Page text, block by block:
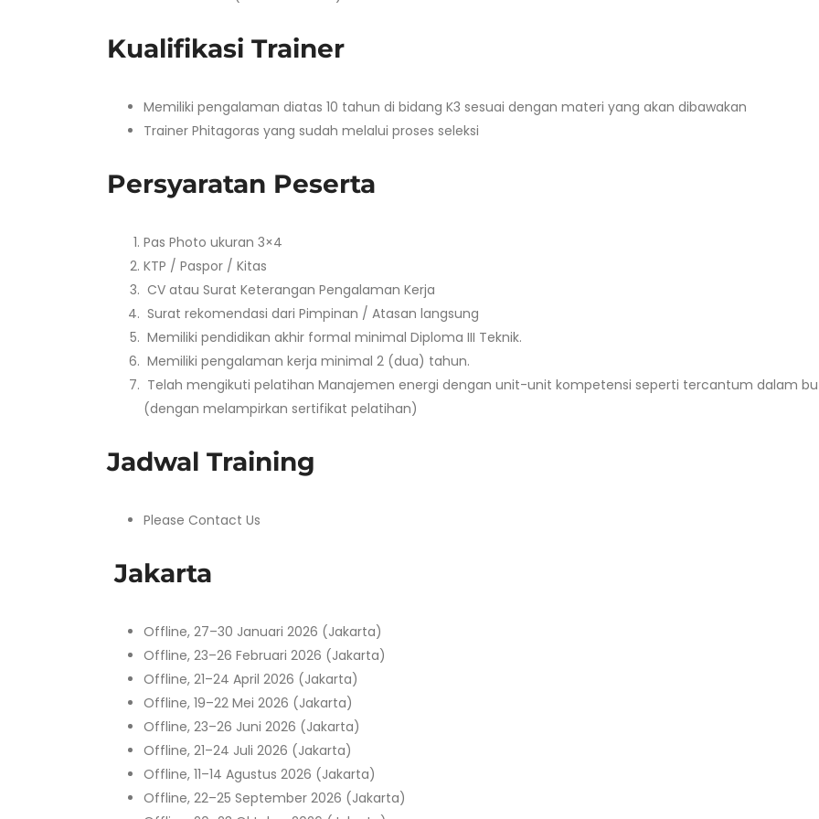
Kualifikasi Trainer
Memiliki pengalaman diatas 10 tahun di bidang K3 sesuai dengan materi yang akan dibawakan
Trainer Phitagoras yang sudah melalui proses seleksi
Persyaratan Peserta
Pas Photo ukuran 3×4
KTP / Paspor / Kitas
CV atau Surat Keterangan Pengalaman Kerja
Surat rekomendasi dari Pimpinan / Atasan langsung
Memiliki pendidikan akhir formal minimal Diploma III Teknik.
Memiliki pengalaman kerja minimal 2 (dua) tahun.
Telah mengikuti pelatihan Manajemen energi dengan unit-unit kompetensi seperti tercantum dalam
(dengan melampirkan sertifikat pelatihan)
Jadwal Training
Please Contact Us
Jakarta
Offline, 27–30 Januari 2026 (Jakarta)
Offline, 23–26 Februari 2026 (Jakarta)
Offline, 21–24 April 2026 (Jakarta)
Offline, 19–22 Mei 2026 (Jakarta)
Offline, 23–26 Juni 2026 (Jakarta)
Offline, 21–24 Juli 2026 (Jakarta)
Offline, 11–14 Agustus 2026 (Jakarta)
Offline, 22–25 September 2026 (Jakarta)